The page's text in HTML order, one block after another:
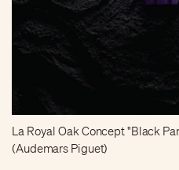
La Royal Oak Concept "Black
(Audemars Piguet)